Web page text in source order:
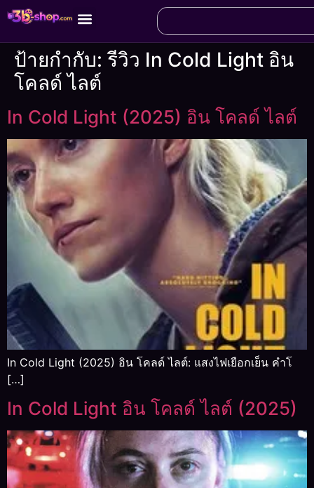
ป้ายกำกับ:รีวิว In Cold Light อิน
โคลด์ ไลต์
In Cold Light (2025) อิน โคลด์ ไลต์
In Cold Light (2025) อิน โคลด์ ไลต์: แสงไฟเยือกเย็น คำโ
[…]
In Cold Light อิน โคลด์ ไลต์ (2025)